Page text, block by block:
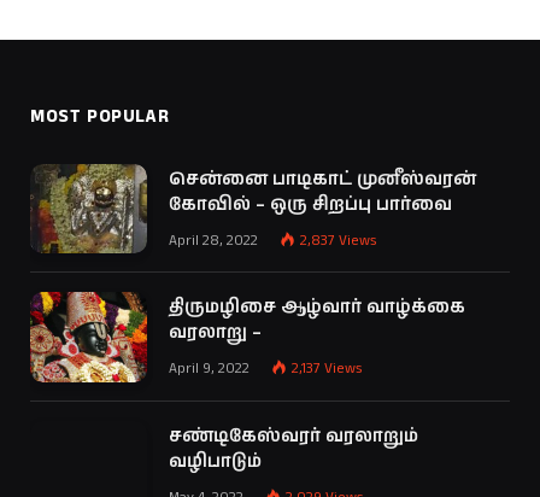
MOST POPULAR
சென்னை பாடிகாட் முனீஸ்வரன்
கோவில் – ஒரு சிறப்பு பார்வை
April 28, 2022 2,837 Views
திருமழிசை ஆழ்வார் வாழ்க்கை
வரலாறு –
April 9, 2022 2,137 Views
சண்டிகேஸ்வரர் வரலாறும்
வழிபாடும்